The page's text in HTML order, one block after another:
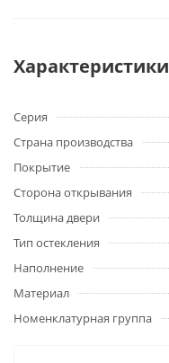
Характеристики
Серия
Страна производства
Покрытие
Сторона открывания
Толщина двери
Тип остекления
Наполнение
Материал
Номенклатурная группа